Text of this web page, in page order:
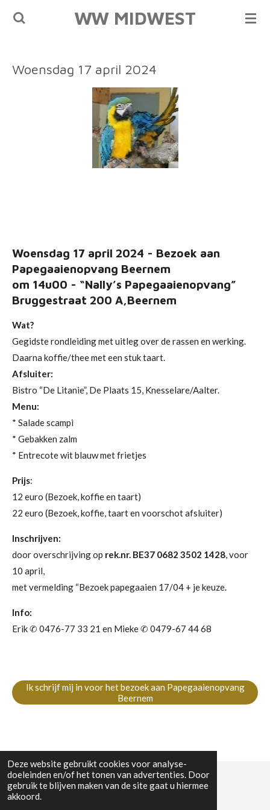
Deze website gebruikt cookies voor analyse-
doeleinden en/of het tonen van advertenties. Door
gebruik te blijven maken van de site gaat u hiermee
akkoord.
Ga
WW MIDWEST
Woensdag 17 april 2024
Woensdag 17 april 2024 - Bezoek aan
Papegaaienopvang Beernem
om 14u00 - “Nally’s Papegaaienopvang”
Bruggestraat 200 A,Beernem
Wat?
Gegidste rondleiding met uitleg over de rassen en werking.
Daarna koffie/thee met een stuk taart.
Afsluiter:
Bistro “De Litanie”, De Plaats 15, Knesselare/Aalter.
Menu:
* Salade scampi
* Gebakken zalm
* Entrecote wit blauw met frietjes
Prijs:
12 euro (Bezoek, koffie en taart)
22 euro (Bezoek, koffie, taart en voorschot afsluiter)
Inschrijven:
door overschrijving op rek.nr. BE37 0682 3502 1428, voor
10 april,
met vermelding “Bezoek papegaaien 17/04 + je keuze.
Info:
Erik ✆ 0476-77 33 21 en Mieke ✆ 0479-67 44 68
Ik schrijf mij in voor het bezoek aan Papegaaienopvang
Beernem
© 2023 - 2026 WW Midwest